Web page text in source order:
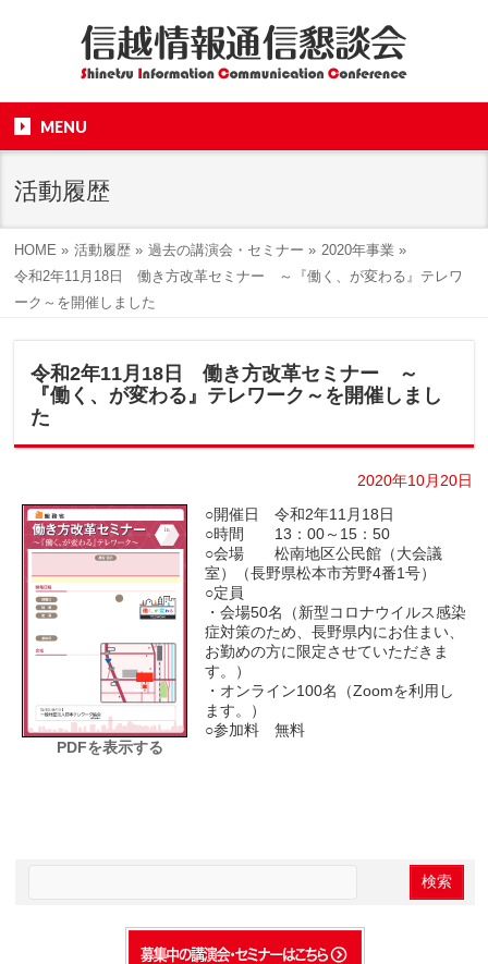
MENU
活動履歴
HOME » 活動履歴 » 過去の講演会・セミナー » 2020年事業 »
令和2年11月18日 働き方改革セミナー ～『働く、が変わる』テレワ
ーク～を開催しました
令和2年11月18日 働き方改革セミナー ～
『働く、が変わる』テレワーク～を開催しまし
た
2020年10月20日
PDFを表示する
○開催日 令和2年11月18日
○時間 13：00～15：50
○会場 松南地区公民館（大会議
室）（長野県松本市芳野4番1号）
○定員
・会場50名（新型コロナウイルス感染
症対策のため、長野県内にお住まい、
お勤めの方に限定させていただきま
す。）
・オンライン100名（Zoomを利用し
ます。）
○参加料 無料